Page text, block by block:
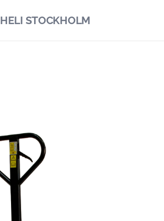
HELI STOCKHOLM